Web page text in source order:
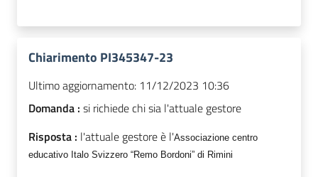
Chiarimento PI345347-23
Ultimo aggiornamento: 11/12/2023 10:36
Domanda : si richiede chi sia l'attuale gestore
Risposta : l'attuale gestore è l'Associazione centro
educativo Italo Svizzero “Remo Bordoni” di Rimini